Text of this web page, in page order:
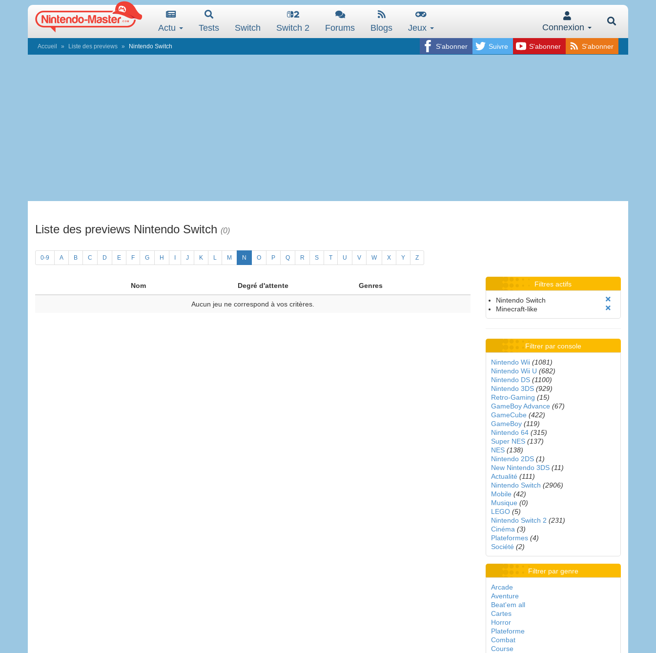
Actu Tests Switch Switch 2 Forums Blogs Jeux Connexion
S'abonner Suivre S'abonner S'abonner
Accueil Liste des previews Nintendo Switch
Liste des previews Nintendo Switch (0)
0-9 A B C D E F G H J K L M N O P Q R S T U V W X Y Z
Nom Degré d'attente Genres
Aucun jeu ne correspond à vos critères.
Filtres actifs
Nintendo Switch
Minecraft-like
Filtrer par console
Nintendo Wii (1081)
Nintendo Wii U (682)
Nintendo DS (1100)
Nintendo 3DS (929)
Retro-Gaming (15)
GameBoy Advance (67)
GameCube (422)
GameBoy (119)
Nintendo 64 (315)
Super NES (137)
NES (138)
Nintendo 2DS (1)
New Nintendo 3DS (11)
Actualité (111)
Nintendo Switch (2906)
Mobile (42)
Musique (0)
LEGO (5)
Nintendo Switch 2 (231)
Cinéma (3)
Plateformes (4)
Société (2)
Filtrer par genre
Arcade
Aventure
Beat'em all
Cartes
Horror
Plateforme
Combat
Course